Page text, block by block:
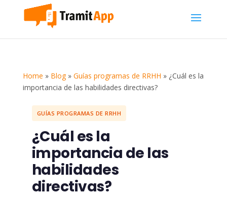
Home » Blog» Guías programas de RRHH » ¿Cuál es la
importancia de las habilidades directivas?
GUÍAS PROGRAMAS DE RRHH
¿Cuál es la
importancia de las
habilidades
directivas?